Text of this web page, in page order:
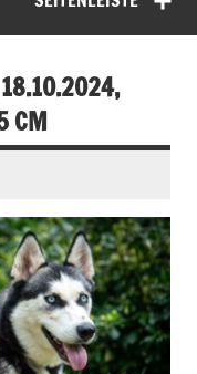
18.10.2024,
CM